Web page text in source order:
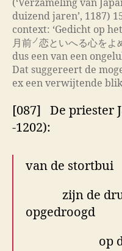
(‘Verzameling van
duizend jaren’, 1187)
context: ‘Gedicht op
月前ノ恋といへる心を
dus een van een
Dat suggereert de
ex een verwijtende
[087] De priester
-1202):
van de stortbui
zijn de
opgedroogd
op de